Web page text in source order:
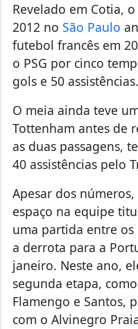
Revelado em Cotia,
2012 no São Paulo
futebol francês em
o PSG por cinco
gols e 50 assistências.
O meia ainda teve
Tottenham antes de
as duas passagens,
40 assistências pelo
Apesar dos
espaço na equipe
uma partida entre os
a derrota para a
janeiro. Neste ano,
segunda etapa,
Flamengo e Santos,
com o Alvinegro